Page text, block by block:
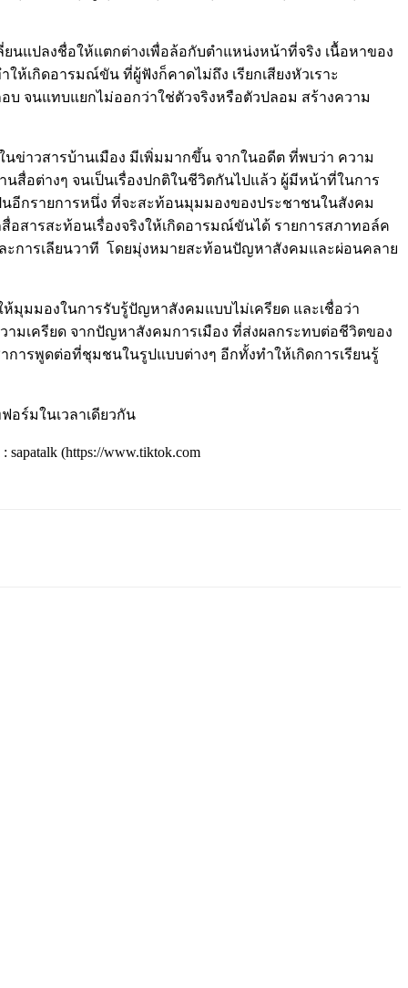
นแปลงชื่อให้แตกต่างเพื่อล้อกับตำแหน่งหน้าที่จริง เนื้อหาของ
ห้เกิดอารมณ์ขัน ที่ผู้ฟังก็คาดไม่ถึง เรียกเสียงหัวเราะ
บ จนแทบแยกไม่ออกว่าใช่ตัวจริงหรือตัวปลอม สร้างความ
ข่าวสารบ้านเมือง มีเพิ่มมากขึ้น จากในอดีต ที่พบว่า ความ
สื่อต่างๆ จนเป็นเรื่องปกติในชีวิตกันไปแล้ว ผู้มีหน้าที่ในการ
อีกรายการหนึ่ง ที่จะสะท้อนมุมมองของประชาชนในสังคม
สารสะท้อนเรื่องจริงให้เกิดอารมณ์ขันได้ รายการสภาทอล์ค
ะการเลียนวาที โดยมุ่งหมายสะท้อนปัญหาสังคมและผ่อนคลาย
มุมมองในการรับรู้ปัญหาสังคมแบบไม่เครียด และเชื่อว่า
ามเครียด จากปัญหาสังคมการเมือง ที่ส่งผลกระทบต่อชีวิตของ
การพูดต่อที่ชุมชนในรูปแบบต่างๆ อีกทั้งทำให้เกิดการเรียนรู้
ร์มในเวลาเดียวกัน
(https://www.tiktok.com